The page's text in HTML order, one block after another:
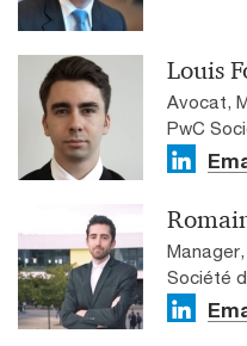
Louis
Avocat,
PwC
Société